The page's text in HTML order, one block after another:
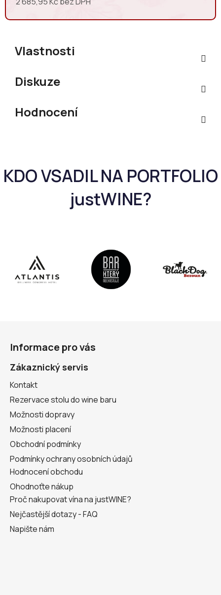
Měrná cena:
Vlastnosti
Diskuze
Hodnocení
Informace pro vás
Zákaznický servis
Kontakt
Rezervace stolu do wine baru
Možnosti dopravy
Možnosti placení
Obchodní podmínky
Podmínky ochrany osobních údajů
Hodnocení obchodu
Ohodnoťte nákup
Proč nakupovat vína na justWINE?
Nejčastější dotazy - FAQ
Napište nám